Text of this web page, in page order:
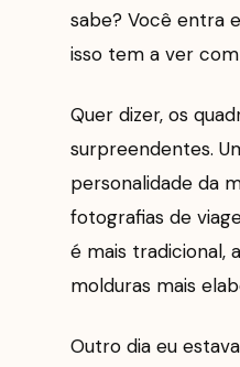
sabe? Você entra
isso tem a ver
Quer dizer, os
surpreendentes.
personalidade da
fotografias de
é mais tradicional,
molduras mais
Outro dia eu